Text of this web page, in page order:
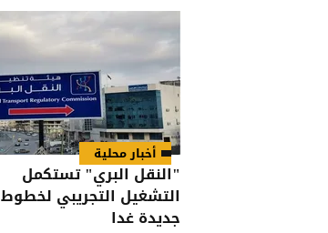
أخبار محلية
"النقل البري" تستكمل
التشغيل التجريبي لخطوط
جديدة غدا